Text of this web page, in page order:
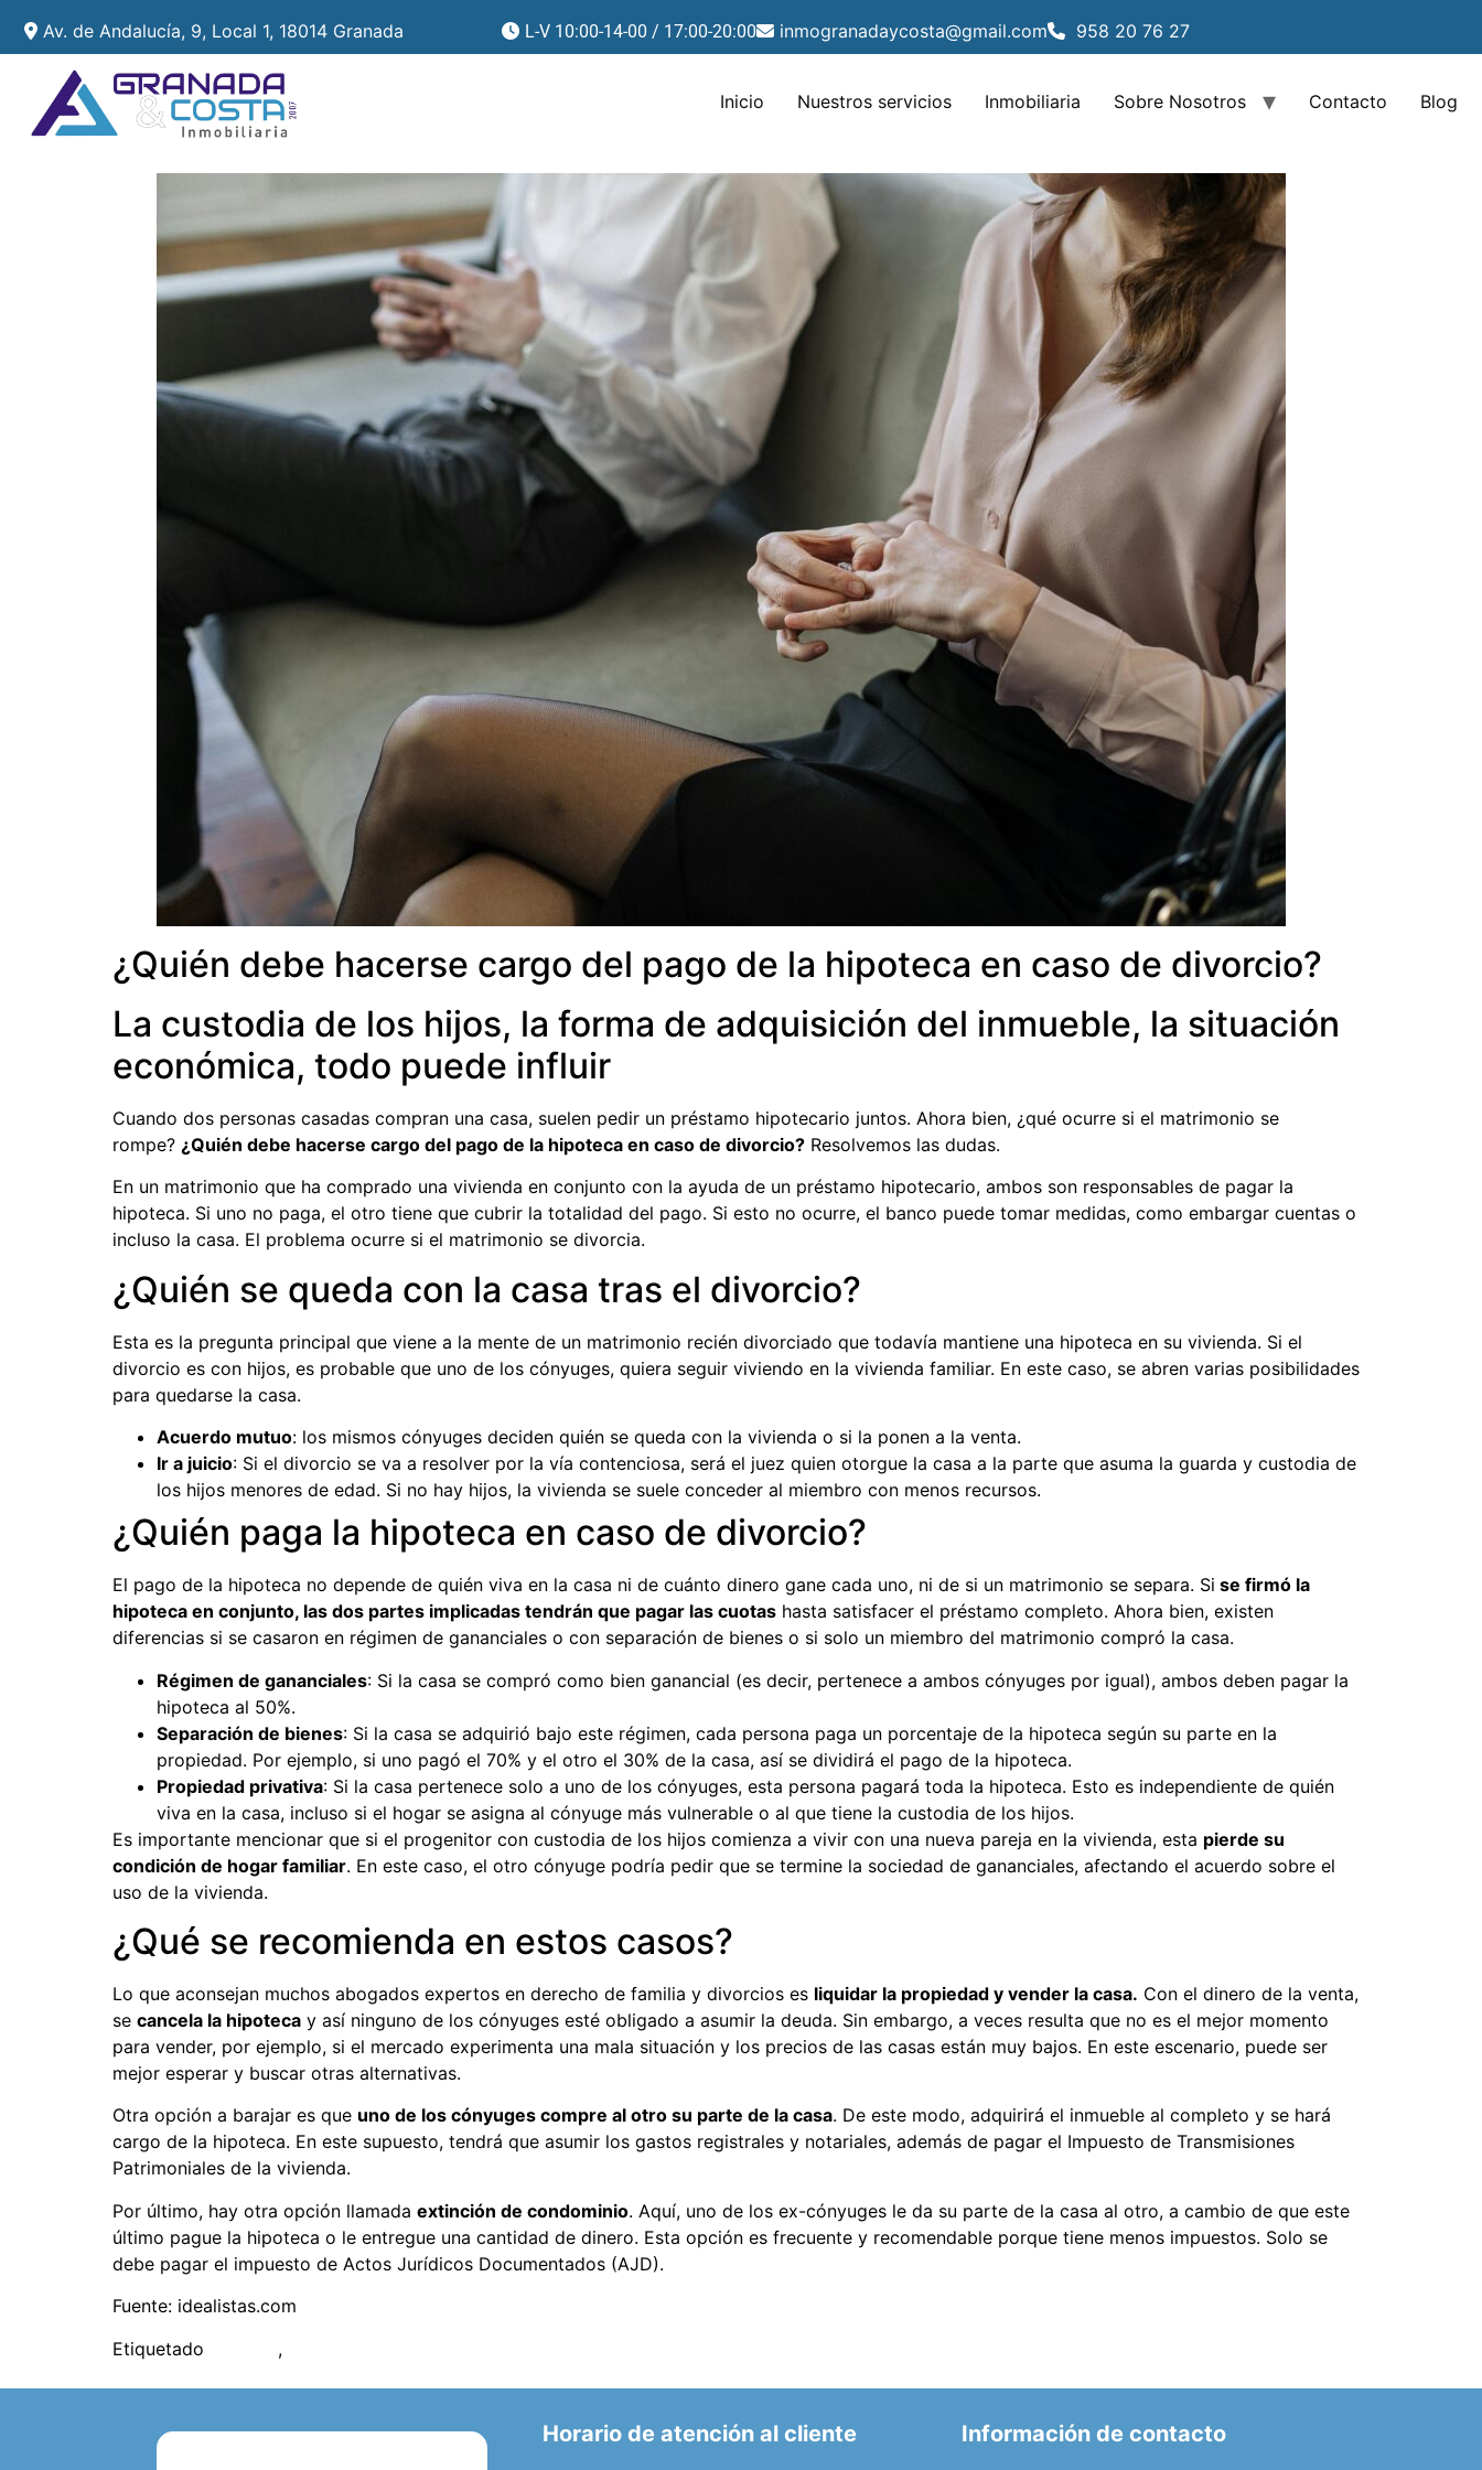
Av. de Andalucía, 9, Local 1, 18014 Granada L-V 10:00-14-00 / 17:00-20:00 inmogranadaycosta@gmail.com 958 20 76 27
Inicio Nuestros servicios Inmobiliaria Sobre Nosotros Contacto Blog
¿Quién debe hacerse cargo del pago de la hipoteca en caso de divorcio?
La custodia de los hijos, la forma de adquisición del inmueble, la situación
económica, todo puede influir
Cuando dos personas casadas compran una casa, suelen pedir un préstamo hipotecario juntos. Ahora bien, ¿qué ocurre si el matrimonio se
rompe? ¿Quién debe hacerse cargo del pago de la hipoteca en caso de divorcio? Resolvemos las dudas.
En un matrimonio que ha comprado una vivienda en conjunto con la ayuda de un préstamo hipotecario, ambos son responsables de pagar la
hipoteca. Si uno no paga, el otro tiene que cubrir la totalidad del pago. Si esto no ocurre, el banco puede tomar medidas, como embargar cuentas o
incluso la casa. El problema ocurre si el matrimonio se divorcia.
¿Quién se queda con la casa tras el divorcio?
Esta es la pregunta principal que viene a la mente de un matrimonio recién divorciado que todavía mantiene una hipoteca en su vivienda. Si el
divorcio es con hijos, es probable que uno de los cónyuges, quiera seguir viviendo en la vivienda familiar. En este caso, se abren varias posibilidades
para quedarse la casa.
Acuerdo mutuo: los mismos cónyuges deciden quién se queda con la vivienda o si la ponen a la venta.
Ir a juicio: Si el divorcio se va a resolver por la vía contenciosa, será el juez quien otorgue la casa a la parte que asuma la guarda y custodia de
los hijos menores de edad. Si no hay hijos, la vivienda se suele conceder al miembro con menos recursos.
¿Quién paga la hipoteca en caso de divorcio?
El pago de la hipoteca no depende de quién viva en la casa ni de cuánto dinero gane cada uno, ni de si un matrimonio se separa. Si se firmó la
hipoteca en conjunto, las dos partes implicadas tendrán que pagar las cuotas hasta satisfacer el préstamo completo. Ahora bien, existen
diferencias si se casaron en régimen de gananciales o con separación de bienes o si solo un miembro del matrimonio compró la casa.
Régimen de gananciales: Si la casa se compró como bien ganancial (es decir, pertenece a ambos cónyuges por igual), ambos deben pagar la
hipoteca al 50%.
Separación de bienes: Si la casa se adquirió bajo este régimen, cada persona paga un porcentaje de la hipoteca según su parte en la
propiedad. Por ejemplo, si uno pagó el 70% y el otro el 30% de la casa, así se dividirá el pago de la hipoteca.
Propiedad privativa: Si la casa pertenece solo a uno de los cónyuges, esta persona pagará toda la hipoteca. Esto es independiente de quién
viva en la casa, incluso si el hogar se asigna al cónyuge más vulnerable o al que tiene la custodia de los hijos.
Es importante mencionar que si el progenitor con custodia de los hijos comienza a vivir con una nueva pareja en la vivienda, esta pierde su
condición de hogar familiar. En este caso, el otro cónyuge podría pedir que se termine la sociedad de gananciales, afectando el acuerdo sobre el
uso de la vivienda.
¿Qué se recomienda en estos casos?
Lo que aconsejan muchos abogados expertos en derecho de familia y divorcios es liquidar la propiedad y vender la casa. Con el dinero de la venta,
se cancela la hipoteca y así ninguno de los cónyuges esté obligado a asumir la deuda. Sin embargo, a veces resulta que no es el mejor momento
para vender, por ejemplo, si el mercado experimenta una mala situación y los precios de las casas están muy bajos. En este escenario, puede ser
mejor esperar y buscar otras alternativas.
Otra opción a barajar es que uno de los cónyuges compre al otro su parte de la casa. De este modo, adquirirá el inmueble al completo y se hará
cargo de la hipoteca. En este supuesto, tendrá que asumir los gastos registrales y notariales, además de pagar el Impuesto de Transmisiones
Patrimoniales de la vivienda.
Por último, hay otra opción llamada extinción de condominio. Aquí, uno de los ex-cónyuges le da su parte de la casa al otro, a cambio de que este
último pague la hipoteca o le entregue una cantidad de dinero. Esta opción es frecuente y recomendable porque tiene menos impuestos. Solo se
debe pagar el impuesto de Actos Jurídicos Documentados (AJD).
Fuente: idealistas.com
Etiquetado
,
Horario de atención al cliente Información de contacto